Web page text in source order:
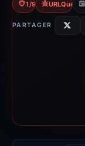
1/94 VT
PARTAGER